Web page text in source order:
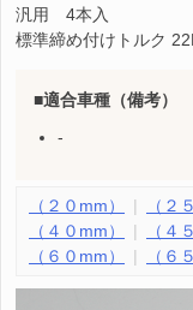
汎用 4本入
標準締め付けトルク
適合車種（備考）
-
（２０mm） （２
（４０mm）
（４
（６０mm）
（６